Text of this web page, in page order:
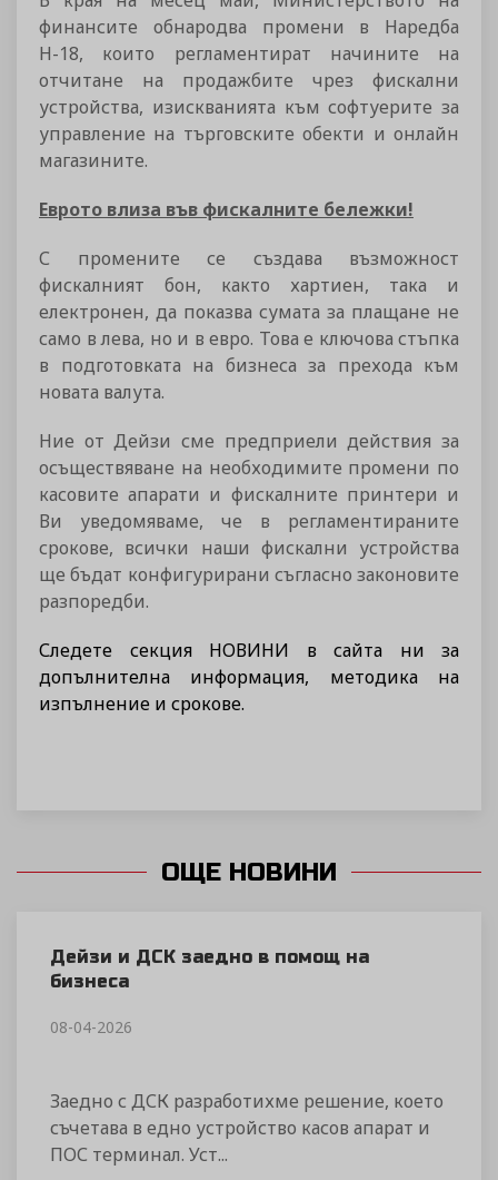
финансите обнародва промени в Наредба
Н-18, които регламентират начините на
отчитане на продажбите чрез фискални
устройства, изискванията към софтуерите за
управление на търговските обекти и онлайн
магазините.
Еврото влиза във фискалните бележки!
С промените се създава възможност
фискалният бон, както хартиен, така и
електронен, да показва сумата за плащане не
само в лева, но и в евро. Това е ключова стъпка
в подготовката на бизнеса за прехода към
новата валута.
Ние от Дейзи сме предприели действия за
осъществяване на необходимите промени по
касовите апарати и фискалните принтери и
Ви уведомяваме, че в регламентираните
срокове, всички наши фискални устройства
ще бъдат конфигурирани съгласно законовите
разпоредби.
Следете секция НОВИНИ в сайта ни за
допълнителна информация, методика на
изпълнение и срокове.
ОЩЕ НОВИНИ
Дейзи и ДСК заедно в помощ на
бизнеса
08-04-2026
Заедно с ДСК разработихме решение, което
съчетава в едно устройство касов апарат и
ПОС терминал. Уст...